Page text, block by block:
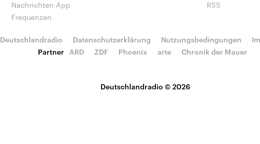
Nachrichten App
Frequenzen
RSS
Deutschlandradio © 2026
Deutschlandradio Datenschutzerklärung Nutzungsbedingungen
Partner
ARD ZDF Phoenix arte Chronik der Mauer